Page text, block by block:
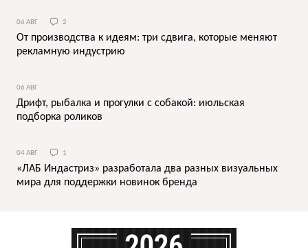
06 АВГ 2
От производства к идеям: три сдвига, которые меняют
рекламную индустрию
06 АВГ
Дрифт, рыбалка и прогулки с собакой: июльская
подборка роликов
04 АВГ 1
«ЛАБ Индастриз» разработала два разных визуальных
мира для поддержки новинок бренда